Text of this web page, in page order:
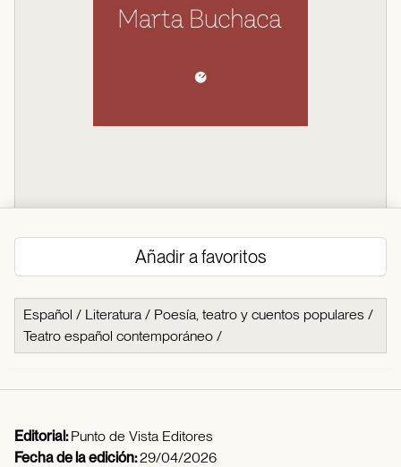
Añadir a favoritos
Español / Literatura / Poesía, teatro y cuentos populares /
Teatro español contemporáneo /
Editorial:Punto de Vista Editores
Fecha de la edición:29/04/2026